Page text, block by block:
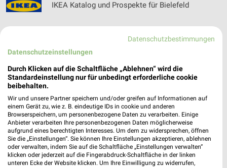
IKEA Katalog und Prospekte für Bielefeld
INTERSPORT Prospekte, Angebote & Aktionen
für Gütersloh
Isselhorster Versicherung Filialen &
Öffnungszeiten für Gütersloh
Datenschutzbestimmungen
Datenschutzeinstellungen
Durch Klicken auf die Schaltfläche „Ablehnen“ wird die
Standardeinstellung nur für unbedingt erforderliche cookie
beibehalten.
Wir und unsere Partner speichern und/oder greifen auf Informationen auf
einem Gerät zu, wie z. B. eindeutige IDs in cookie und anderen
Browserspeichern, um personenbezogene Daten zu verarbeiten. Einige
Anbieter verarbeiten Ihre personenbezogenen Daten möglicherweise
aufgrund eines berechtigten Interesses. Um dem zu widersprechen, öffnen
Sie die „Einstellungen“. Sie können Ihre Einstellungen akzeptieren, ablehnen
oder verwalten, indem Sie auf die Schaltfläche „Einstellungen verwalten“
klicken oder jederzeit auf die Fingerabdruck-Schaltfläche in der linken
unteren Ecke der Website klicken. Um Ihre Einwilligung zu widerrufen,